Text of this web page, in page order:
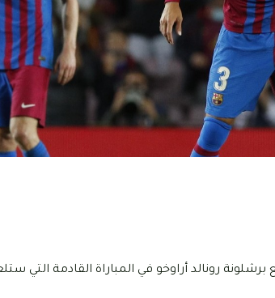
برشلونة رونالد أراوخو في المباراة القادمة